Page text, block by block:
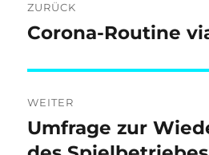
ZURÜCK
Vorheriger
Corona-Routine
WEITER
Nächster
Beitrag:
Umfrage zur